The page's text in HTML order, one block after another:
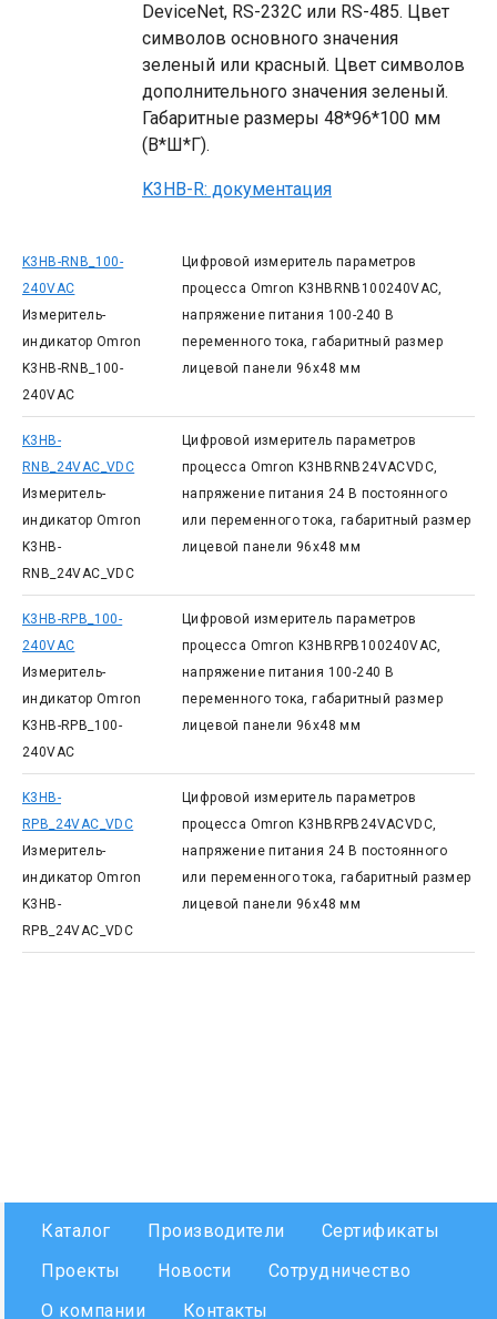
DeviceNet, RS-232C или RS-485. Цвет
символов основного значения
зеленый или красный. Цвет символов
дополнительного значения зеленый.
Габаритные размеры 48*96*100 мм
(В*Ш*Г).
K3HB-R: документация
K3HB-RNB_100-
240VAC
Измеритель-
индикатор Omron
K3HB-RNB_100-
240VAC
Цифровой измеритель параметров
процесса Omron K3HBRNB100240VAC,
напряжение питания 100-240 В
переменного тока, габаритный размер
лицевой панели 96x48 мм
K3HB-
RNB_24VAC_VDC
Измеритель-
индикатор Omron
K3HB-
RNB_24VAC_VDC
Цифровой измеритель параметров
процесса Omron K3HBRNB24VACVDC,
напряжение питания 24 В постоянного
или переменного тока, габаритный размер
лицевой панели 96x48 мм
K3HB-RPB_100-
240VAC
Измеритель-
индикатор Omron
K3HB-RPB_100-
240VAC
Цифровой измеритель параметров
процесса Omron K3HBRPB100240VAC,
напряжение питания 100-240 В
переменного тока, габаритный размер
лицевой панели 96x48 мм
K3HB-
RPB_24VAC_VDC
Измеритель-
индикатор Omron
K3HB-
RPB_24VAC_VDC
Цифровой измеритель параметров
процесса Omron K3HBRPB24VACVDC,
напряжение питания 24 В постоянного
или переменного тока, габаритный размер
лицевой панели 96x48 мм
Каталог Производители
Сертификаты
Проекты
Новости
Сотрудничество
О компании
Контакты